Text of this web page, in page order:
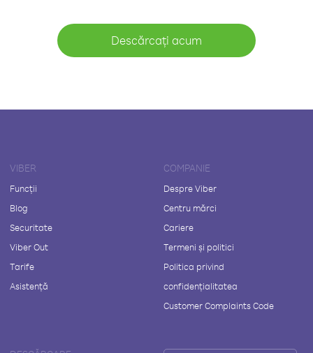
Descărcați acum
VIBER
Funcții
Blog
Securitate
Viber Out
Tarife
Asistență
COMPANIE
Despre Viber
Centru mărci
Cariere
Termeni și politici
Politica privind
confidențialitatea
Customer Complaints Code